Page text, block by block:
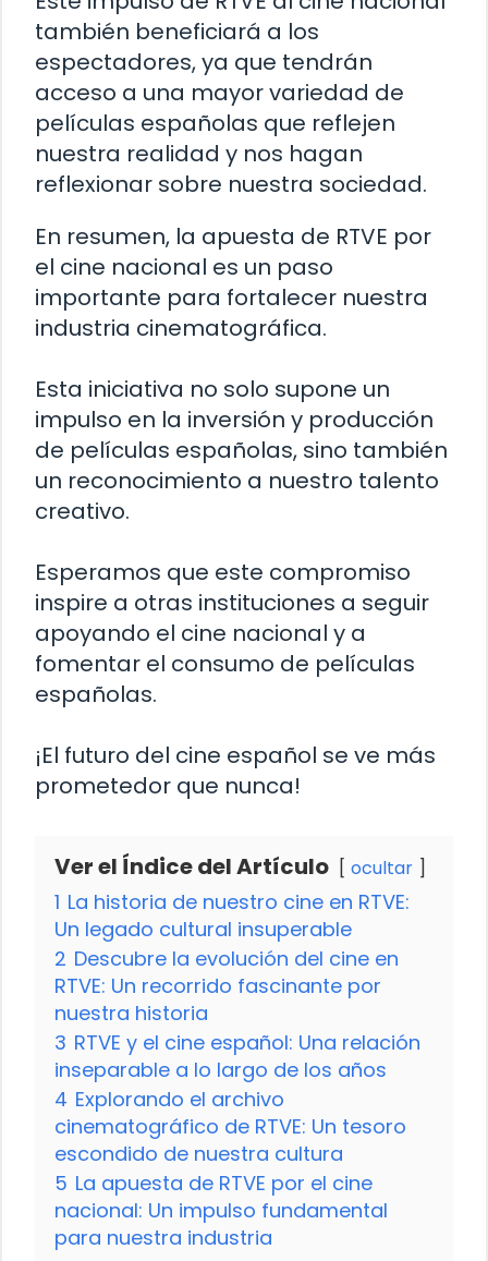
también beneficiará a los
espectadores, ya que tendrán
acceso a una mayor variedad de
películas españolas que reflejen
nuestra realidad y nos hagan
reflexionar sobre nuestra sociedad.
En resumen, la apuesta de RTVE por
el cine nacional es un paso
importante para fortalecer nuestra
industria cinematográfica.
Esta iniciativa no solo supone un
impulso en la inversión y producción
de películas españolas, sino también
un reconocimiento a nuestro talento
creativo.
Esperamos que este compromiso
inspire a otras instituciones a seguir
apoyando el cine nacional y a
fomentar el consumo de películas
españolas.
¡El futuro del cine español se ve más
prometedor que nunca!
Ver el Índice del Artículo ocultar
1 La historia de nuestro cine en RTVE:
Un legado cultural insuperable
2 Descubre la evolución del cine en
RTVE: Un recorrido fascinante por
nuestra historia
3 RTVE y el cine español: Una relación
inseparable a lo largo de los años
4 Explorando el archivo
cinematográfico de RTVE: Un tesoro
escondido de nuestra cultura
5 La apuesta de RTVE por el cine
nacional: Un impulso fundamental
para nuestra industria